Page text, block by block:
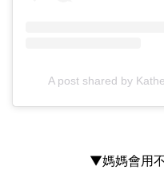
A post shared by
▼媽媽會用